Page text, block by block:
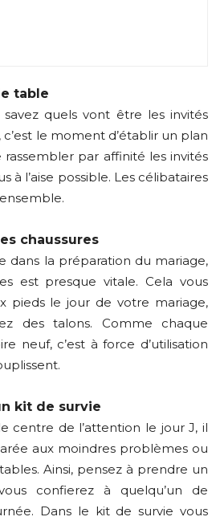
table
quels vont être les invités
le moment d’établir un plan
rassembler par affinité les invités
à l’aise possible. Les célibataires
chaussures
dans la préparation du mariage,
est presque vitale. Cela vous
pieds le jour de votre mariage,
des talons. Comme chaque
neuf, c’est à force d’utilisation
kit de survie
centre de l’attention le jour J, il
aux moindres problèmes ou
Ainsi, pensez à prendre un
confierez à quelqu’un de
Dans le kit de survie vous